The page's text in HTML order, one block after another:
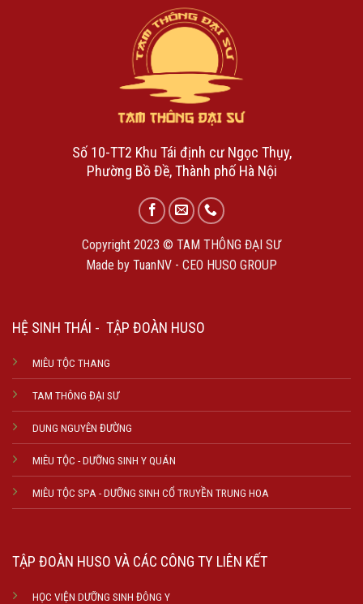
Số 10-TT2 Khu Tái định cư Ngọc Thụy,
Phường Bồ Đề, Thành phố Hà Nội
Copyright 2023 © TAM THÔNG ĐẠI SƯ
Made by TuanNV - CEO HUSO GROUP
HỆ SINH THÁI - TẬP ĐOÀN HUSO
MIÊU TỘC THANG
TAM THÔNG ĐẠI SƯ
DUNG NGUYÊN ĐƯỜNG
MIÊU TỘC - DƯỠNG SINH Y QUÁN
MIÊU TỘC SPA - DƯỠNG SINH CỔ TRUYỀN TRUNG HOA
TẬP ĐOÀN HUSO VÀ CÁC CÔNG TY LIÊN KẾT
HỌC VIỆN DƯỠNG SINH ĐÔNG Y